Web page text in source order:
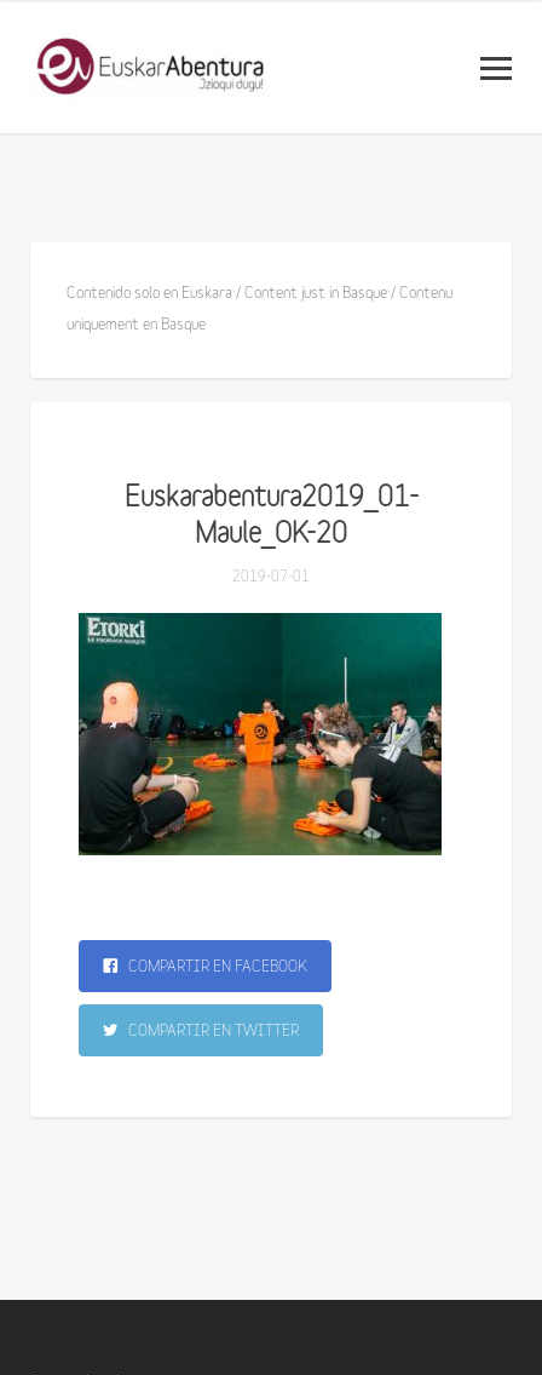
Contenido solo en Euskara / Content just in Basque / Contenu
uniquement en Basque
Euskarabentura2019_01-
Maule_OK-20
2019-07-01
COMPARTIR EN FACEBOOK
COMPARTIR EN TWITTER